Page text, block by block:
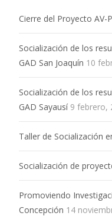
Cierre del Proyecto AV-
Socialización de los
GAD San Joaquín 10
Socialización de los
GAD Sayausí 9 febrero,
Taller de Socialización
Socialización de
Promoviendo
Concepción 14